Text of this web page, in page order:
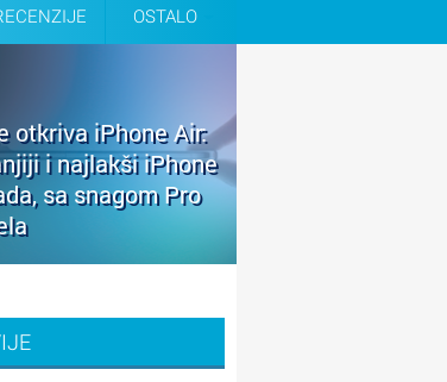
OSTALO
otkriva iPhone Air:
i najlakši iPhone
sa snagom Pro